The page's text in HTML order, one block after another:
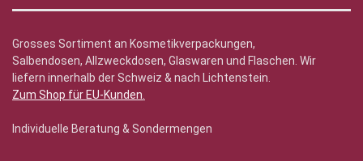
Grosses Sortiment an Kosmetikverpackungen,
Salbendosen, Allzweckdosen, Glaswaren und Flaschen. Wir
liefern innerhalb der Schweiz & nach Lichtenstein.
Zum Shop für EU-Kunden.
Individuelle Beratung & Sondermengen